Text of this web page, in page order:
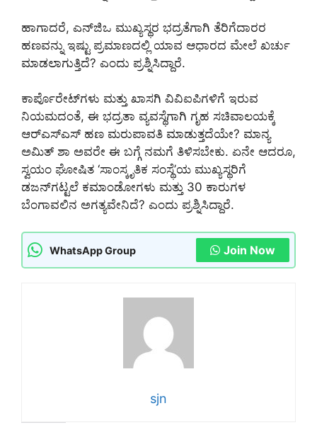
ಹಾಗಾದರೆ, ಎನ್‌ಜಿಒ ಮುಖ್ಯಸ್ಥರ ಭದ್ರತೆಗಾಗಿ ತೆರಿಗೆದಾರರ
ಹಣವನ್ನು ಇಷ್ಟು ಪ್ರಮಾಣದಲ್ಲಿ ಯಾವ ಆಧಾರದ ಮೇಲೆ ಖರ್ಚು
ಮಾಡಲಾಗುತ್ತಿದೆ? ಎಂದು ಪ್ರಶ್ನಿಸಿದ್ದಾರೆ.
ಕಾರ್ಪೊರೇಟ್‌ಗಳು ಮತ್ತು ಖಾಸಗಿ ವಿವಿಐಪಿಗಳಿಗೆ ಇರುವ
ನಿಯಮದಂತೆ, ಈ ಭದ್ರತಾ ವ್ಯವಸ್ಥೆಗಾಗಿ ಗೃಹ ಸಚಿವಾಲಯಕ್ಕೆ
ಆರ್‌ಎಸ್‌ಎಸ್ ಹಣ ಮರುಪಾವತಿ ಮಾಡುತ್ತದೆಯೇ? ಮಾನ್ಯ
ಅಮಿತ್‌ ಶಾ ಅವರೇ ಈ ಬಗ್ಗೆ ನಮಗೆ ತಿಳಿಸಬೇಕು. ಏನೇ ಆದರೂ,
ಸ್ವಯಂ ಘೋಷಿತ ‘ಸಾಂಸ್ಕೃತಿಕ ಸಂಸ್ಥೆ’ಯ ಮುಖ್ಯಸ್ಥರಿಗೆ
ಡಜನ್‌ಗಟ್ಟಲೆ ಕಮಾಂಡೋಗಳು ಮತ್ತು 30 ಕಾರುಗಳ
ಬೆಂಗಾವಲಿನ ಅಗತ್ಯವೇನಿದೆ? ಎಂದು ಪ್ರಶ್ನಿಸಿದ್ದಾರೆ.
WhatsApp Group Join Now
sjn